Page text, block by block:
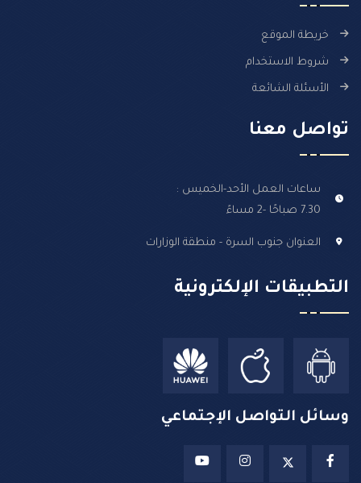
خريطة الموقع
شروط الاستخدام
الأسئلة الشائعة
تواصل معنا
ساعات العمل الأحد-الخميس :
7.30 صباحًا -2 مساءً
العنوان جنوب السرة - منطقة الوزارات
التطبيقات الإلكترونية
وسائل التواصل الإجتماعي